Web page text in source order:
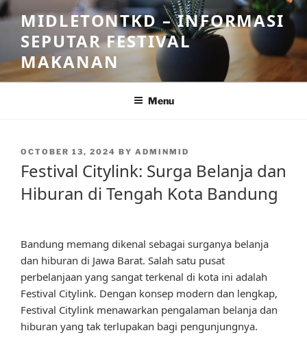
Skip
to
content
MIDLETONTKD – INFORMASI
SEPUTAR FESTIVAL
MAKANAN
Menu
POSTED
OCTOBER 13, 2024 BY ADMINMID
Festival Citylink: Surga Belanja dan
Hiburan di Tengah Kota Bandung
Bandung memang dikenal sebagai surganya belanja
dan hiburan di Jawa Barat. Salah satu pusat
perbelanjaan yang sangat terkenal di kota ini adalah
Festival Citylink. Dengan konsep modern dan lengkap,
Festival Citylink menawarkan pengalaman belanja dan
hiburan yang tak terlupakan bagi pengunjungnya.